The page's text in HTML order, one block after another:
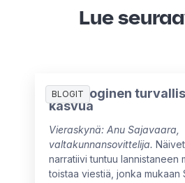
Lue
BLOGIT
Psykologinen
kasvua
Vieraskynä: Anu Sajavaara,
valtakunnansovittelija.
narratiivi tuntuu lannistaneen
toistaa viestiä, jonka mukaan